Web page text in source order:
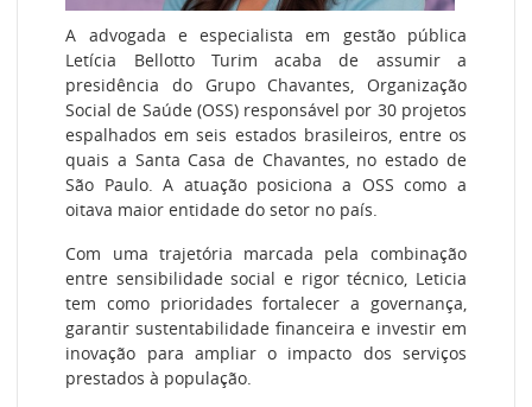
A advogada e especialista em gestão pública
Letícia Bellotto Turim acaba de assumir a
presidência do Grupo Chavantes, Organização
Social de Saúde (OSS) responsável por 30 projetos
espalhados em seis estados brasileiros, entre os
quais a Santa Casa de Chavantes, no estado de
São Paulo. A atuação posiciona a OSS como a
oitava maior entidade do setor no país.
Com uma trajetória marcada pela combinação
entre sensibilidade social e rigor técnico, Leticia
tem como prioridades fortalecer a governança,
garantir sustentabilidade financeira e investir em
inovação para ampliar o impacto dos serviços
prestados à população.